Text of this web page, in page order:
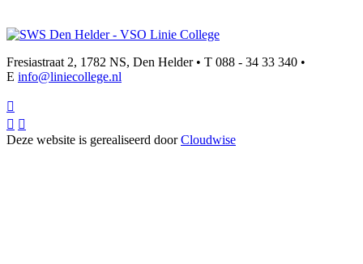
Fresiastraat 2, 1782 NS, Den Helder • T 088 - 34 33 340 •
E info@liniecollege.nl

 
Deze website is gerealiseerd doorCloudwise